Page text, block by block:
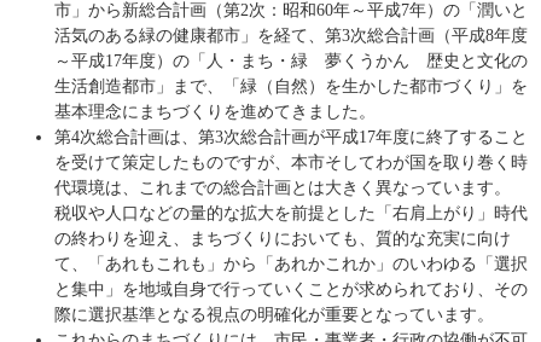
市」から新総合計画（第2次：昭和60年～平成7年）の「潤いと
活気のある緑の健康都市」を経て、第3次総合計画（平成8年度
～平成17年度）の「人・まち・緑 夢くうかん 歴史と文化の
生活創造都市」まで、「緑（自然）を生かした都市づくり」を
基本理念にまちづくりを進めてきました。
第4次総合計画は、第3次総合計画が平成17年度に終了すること
を受けて策定したものですが、本市そしてわが国を取り巻く時
代環境は、これまでの総合計画とは大きく異なっています。
税収や人口などの量的な拡大を前提とした「右肩上がり」時代
の終わりを迎え、まちづくりにおいても、質的な充実に向け
て、「あれもこれも」から「あれかこれか」のいわゆる「選択
と集中」を地域自身で行っていくことが求められており、その
際に選択基準となる視点の明確化が重要となっています。